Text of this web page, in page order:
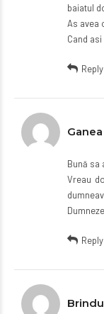
baiatul
As avea
Cand
Reply
Bună sa
Vreau
Reply